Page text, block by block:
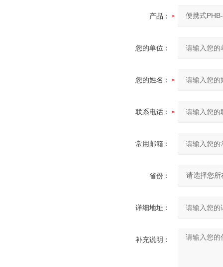
产品：
您的单位：
您的姓名：
联系电话：
常用邮箱：
省份：
详细地址：
补充说明：